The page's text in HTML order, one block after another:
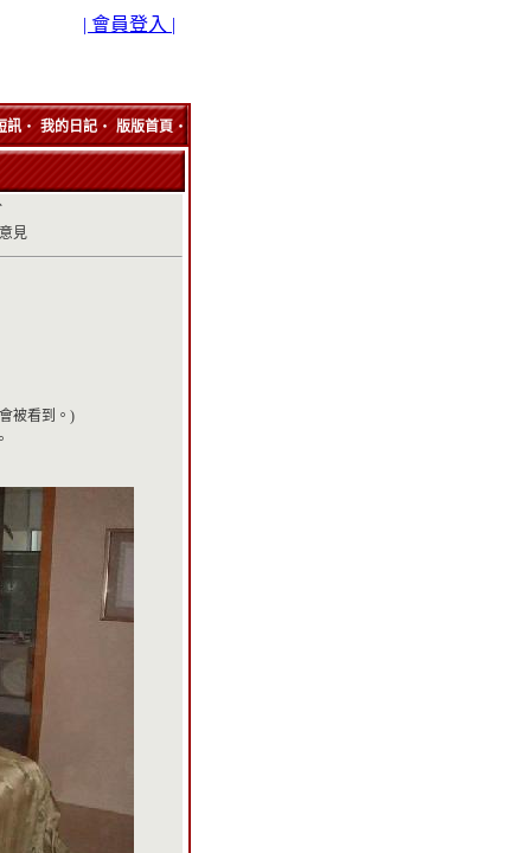
| 會員登入 |
訊‧ 我的日記 ‧ 版版首頁 ‧
見
被看到。)